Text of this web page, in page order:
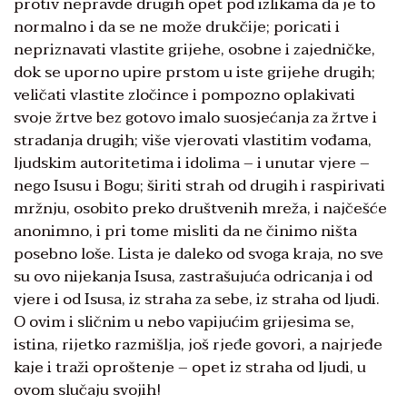
normalno i da se ne može drukčije; poricati i
nepriznavati vlastite grijehe, osobne i zajedničke,
dok se uporno upire prstom u iste grijehe drugih;
veličati vlastite zločince i pompozno oplakivati
svoje žrtve bez gotovo imalo suosjećanja za žrtve i
stradanja drugih; više vjerovati vlastitim vođama,
ljudskim autoritetima i idolima – i unutar vjere –
nego Isusu i Bogu; širiti strah od drugih i raspirivati
mržnju, osobito preko društvenih mreža, i najčešće
anonimno, i pri tome misliti da ne činimo ništa
posebno loše. Lista je daleko od svoga kraja, no sve
su ovo nijekanja Isusa, zastrašujuća odricanja i od
vjere i od Isusa, iz straha za sebe, iz straha od ljudi.
O ovim i sličnim u nebo vapijućim grijesima se,
istina, rijetko razmišlja, još rjeđe govori, a najrjeđe
kaje i traži oproštenje – opet iz straha od ljudi, u
ovom slučaju svojih!